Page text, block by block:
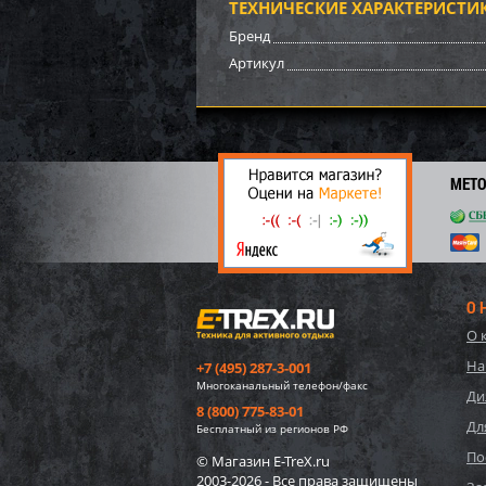
3
15/20
30
2
ТЕХНИЧЕСКИЕ
Бренд
Артикул
+7 (495) 287-3-001
Многоканальный телефон/факс
8 (800) 775-83-01
Бесплатный из регионов РФ
© Магазин E-TreX.ru
2003-2026 - Все права защищены
О
О